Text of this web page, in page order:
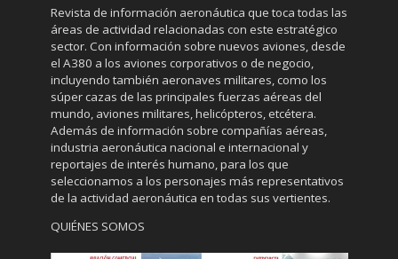
Revista de información aeronáutica que toca todas las
áreas de actividad relacionadas con este estratégico
sector. Con información sobre nuevos aviones, desde
el A380 a los aviones corporativos o de negocio,
incluyendo también aeronaves militares, como los
súper cazas de las principales fuerzas aéreas del
mundo, aviones militares, helicópteros, etcétera.
Además de información sobre compañías aéreas,
industria aeronáutica nacional e internacional y
reportajes de interés humano, para los que
seleccionamos a los personajes más representativos
de la actividad aeronáutica en todas sus vertientes.
QUIÉNES SOMOS